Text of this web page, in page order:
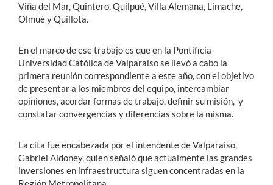
Viña del Mar, Quintero, Quilpué, Villa Alemana, Limache,
Olmué y Quillota.
En el marco de ese trabajo es que en la Pontificia
Universidad Católica de Valparaíso se llevó a cabo la
primera reunión correspondiente a este año, con el objetivo
de presentar a los miembros del equipo, intercambiar
opiniones, acordar formas de trabajo, definir su misión, y
constatar convergencias y diferencias sobre la misma.
La cita fue encabezada por el intendente de Valparaíso,
Gabriel Aldoney, quien señaló que actualmente las grandes
inversiones en infraestructura siguen concentradas en la